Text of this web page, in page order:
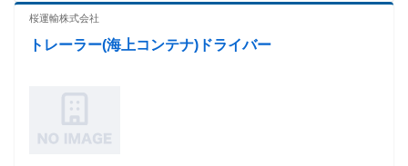
桜運輸株式会社
トレーラー(海上コンテナ)ドライバー